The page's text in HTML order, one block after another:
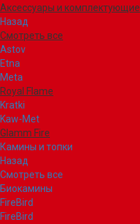
Аксессуары и комплектующие
Назад
Смотреть все
Astov
Etna
Meta
Royal Flame
Kratki
Kaw-Met
Glamm Fire
Камины и топки
Назад
Смотреть все
Биокамины
FireBird
FireBird